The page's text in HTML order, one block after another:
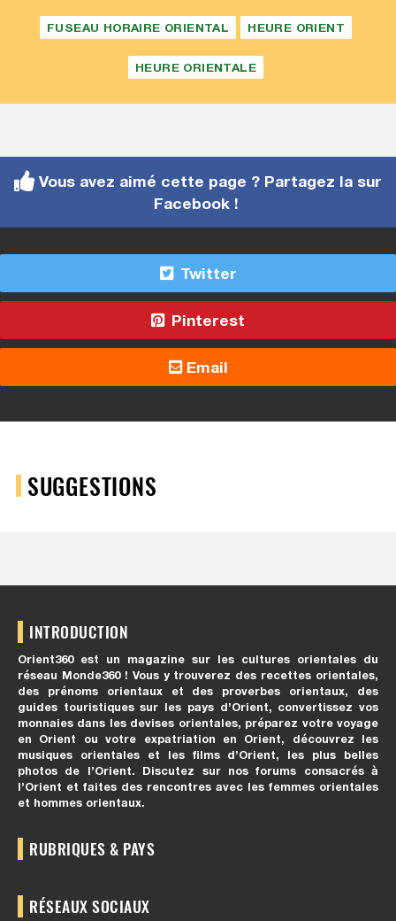
FUSEAU HORAIRE ORIENTAL HEURE ORIENT
HEURE ORIENTALE
Vous avez aimé cette page ? Partagez la sur
Facebook !
Twitter
Pinterest
Email
SUGGESTIONS
INTRODUCTION
Orient360 est un magazine sur les cultures orientales du
réseau Monde360 ! Vous y trouverez des recettes orientales,
des prénoms orientaux et des proverbes orientaux, des
guides touristiques sur les pays d’Orient, convertissez vos
monnaies dans les devises orientales, préparez votre voyage
en Orient ou votre expatriation en Orient, découvrez les
musiques orientales et les films d’Orient, les plus belles
photos de l’Orient. Discutez sur nos forums consacrés à
l’Orient et faites des rencontres avec les femmes orientales
et hommes orientaux.
RUBRIQUES & PAYS
RÉSEAUX SOCIAUX